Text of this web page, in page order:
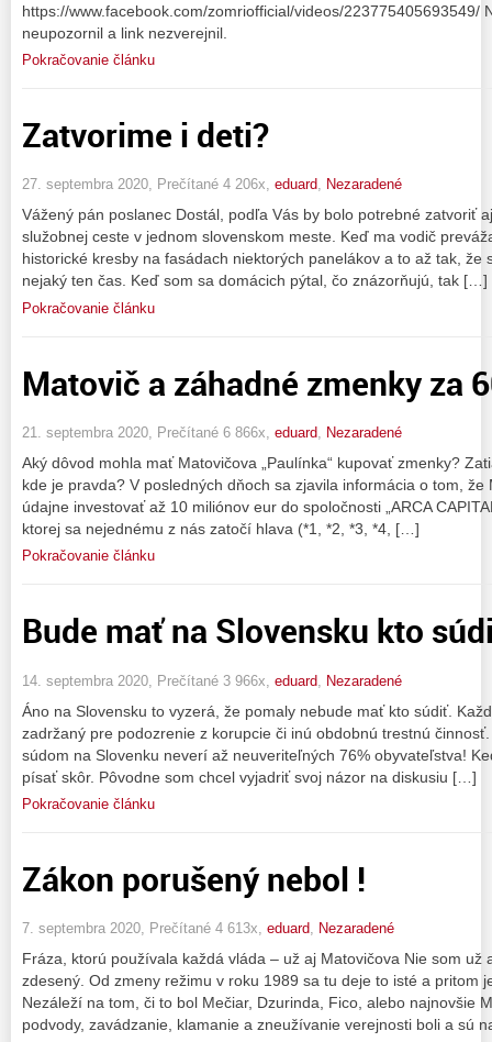
https://www.facebook.com/zomriofficial/videos/223775405693549/
neupozornil a link nezverejnil.
Pokračovanie článku
Zatvorime i deti?
27. septembra 2020, Prečítané 4 206x, eduard, Nezaradené
Vážený pán poslanec Dostál, podľa Vás by bolo potrebné zatvoriť
služobnej ceste v jednom slovenskom meste. Keď ma vodič
historické kresby na fasádach niektorých panelákov a to až tak, že
nejaký ten čas. Keď som sa domácich pýtal, čo znázorňujú, tak […]
Pokračovanie článku
Matovič a záhadné zmenky za
21. septembra 2020, Prečítané 6 866x, eduard, Nezaradené
Aký dôvod mohla mať Matovičova „Paulínka“ kupovať zmenky?
kde je pravda? V posledných dňoch sa zjavila informácia o tom, že
údajne investovať až 10 miliónov eur do spoločnosti „ARCA
ktorej sa nejednému z nás zatočí hlava (*1, *2, *3, *4, […]
Pokračovanie článku
Bude mať na Slovensku kto
14. septembra 2020, Prečítané 3 966x, eduard Nezaradené
Áno na Slovensku to vyzerá, že pomaly nebude mať kto súdiť.
zadržaný pre podozrenie z korupcie či inú obdobnú trestnú
súdom na Slovenku neverí až neuveriteľných 76% obyvateľstva!
písať skôr. Pôvodne som chcel vyjadriť svoj názor na diskusiu […]
Pokračovanie článku
Zákon porušený nebol !
7. septembra 2020, Prečítané 4 613x, eduard, Nezaradené
Fráza, ktorú používala každá vláda – už aj Matovičova Nie som už
zdesený. Od zmeny režimu v roku 1989 sa tu deje to isté a pritom
Nezáleží na tom, či to bol Mečiar, Dzurinda, Fico, alebo najnovšie
podvody, zavádzanie, klamanie a zneužívanie verejnosti boli a sú